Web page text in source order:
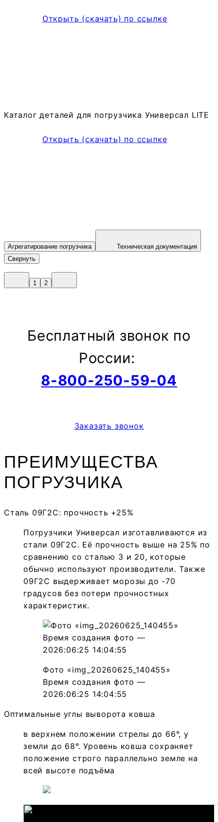
Открыть (скачать) по ссылке
Каталог деталей для погрузчика Универсал LITE
Открыть (скачать) по ссылке
Агрегатирование погрузчика
Техническая документация
Свернуть
1 2
Бесплатный звонок по
России:
8-800-250-59-04
Заказать звонок
ПРЕИМУЩЕСТВА
ПОГРУЗЧИКА
Сталь 09Г2С: прочность +25%
Погрузчики Универсал изготавливаются из
стали 09Г2С. Её прочность выше на 25% по
сравнению со сталью 3 и 20, которые
обычно используют производители. Также
09Г2С выдерживает морозы до -70
градусов без потери прочностных
характеристик.
Фото «img_20260625_140455»
Время создания фото —
2026:06:25 14:04:55
Оптимальные углы выворота ковша
в верхнем положении стрелы до 66°, у
земли до 68°. Уровень ковша сохраняет
положение строго параллельно земле на
всей высоте подъёма